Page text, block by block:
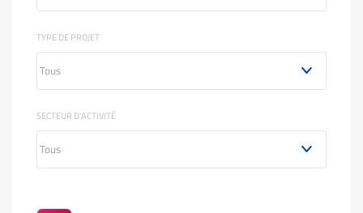
TYPE DE PROJET
SECTEUR D'ACTIVITÉ